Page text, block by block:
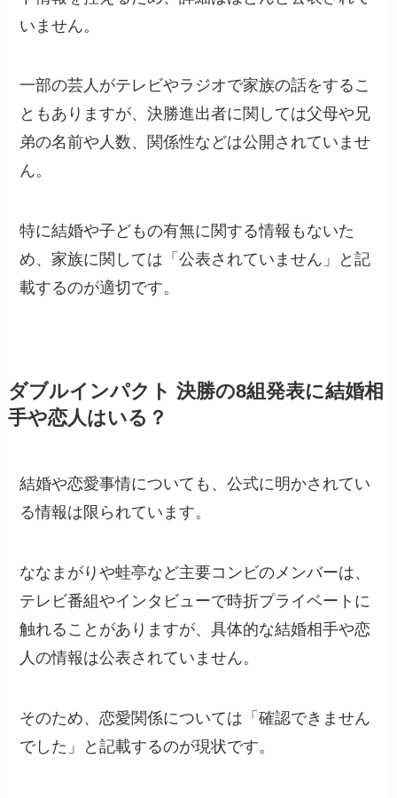
いません。
一部の芸人がテレビやラジオで家族の話をするこ
ともありますが、決勝進出者に関しては父母や兄
弟の名前や人数、関係性などは公開されていませ
ん。
特に結婚や子どもの有無に関する情報もないた
め、家族に関しては「公表されていません」と記
載するのが適切です。
ダブルインパクト 決勝の8組発表に結婚相
手や恋人はいる？
結婚や恋愛事情についても、公式に明かされてい
る情報は限られています。
ななまがりや蛙亭など主要コンビのメンバーは、
テレビ番組やインタビューで時折プライベートに
触れることがありますが、具体的な結婚相手や恋
人の情報は公表されていません。
そのため、恋愛関係については「確認できません
でした」と記載するのが現状です。